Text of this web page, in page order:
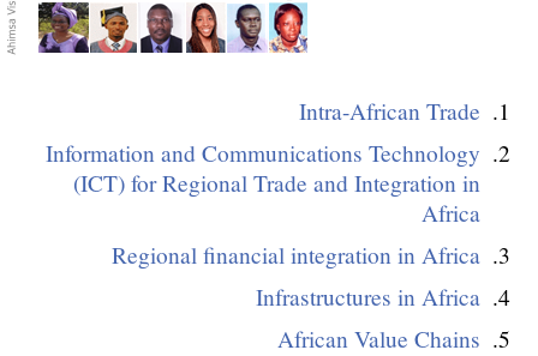
Intra-African Trade
Information and Communications Technology
(ICT) for Regional Trade and Integration in
Africa
Regional financial integration in Africa
Infrastructures in Africa
African Value Chains